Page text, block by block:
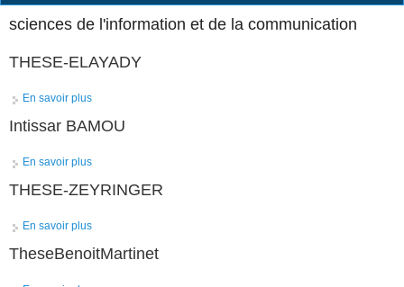
sciences de l'information et de la communication
THESE-ELAYADY
En savoir plus
Intissar BAMOU
En savoir plus
THESE-ZEYRINGER
En savoir plus
TheseBenoitMartinet